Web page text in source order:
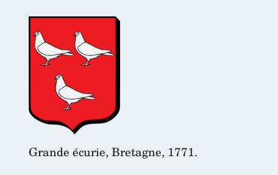
Grande écurie, Bretagne, 1771.